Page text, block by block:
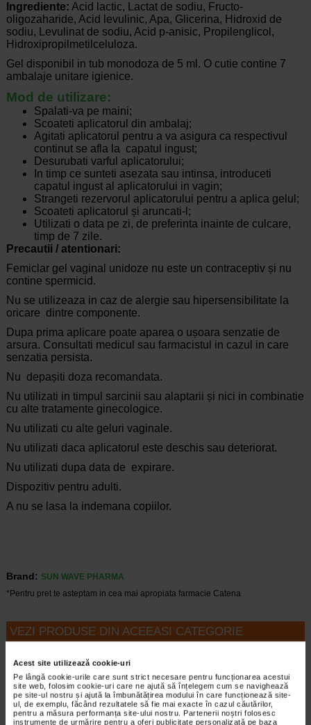
Acest site utilizează cookie-uri
Pe lângă cookie-urile care sunt strict necesare pentru funcționarea acestui
site web, folosim cookie-uri care ne ajută să înțelegem cum se navighează
pe site-ul nostru și ajută la îmbunătățirea modului în care funcționează site-
ul, de exemplu, făcând rezultatele să fie mai exacte în cazul căutărilor,
pentru a măsura performanța site-ului nostru. Partenerii noștri folosesc
instrumente de urmărire pentru a oferi publicitate personalizată pe baza
Ingrediente: Acid lactic, Lactat de sodiu, Fructo-
oligozaharide, Acid levulinic, Apa, Glicerina, Hidroxid de
sodiu, Levulinat de sodiu, Acid p-anisic, Propilenglicol,
Hidroxipropilmetilceluloza.
Gel disponibil in tub monodoza de 5 ml. O cutie contine 7
ambalaje unitare igienice.
Mod de utilizare:
Spalati-va pe maini;
Scoateti aplicatorul din ambalaj;
Agitati aplicatorul pentru a va asigura ca respectivul
continut se afla la capatul ingust;
Desurubati varful aplicatorului;
In timp ce sunteti asezata sau intinsa, introduceti
capatul ingust al aplicatorului in vagin;
Strangeti rezervorul aplicatorului pentru a aplica gelul;
Scoateti aplicatorul și aruncati-l;
Utilizati o data pe zi, de preferinta inainte de culcare,
timp de 7 zile.
Precautii / atentionari:
Femiclar gel vaginal unidoze nu este un contraceptiv și nu
contine spermicid.
Nu se utilizeaza in caz de alergie sau hipersensibilitate la
oricare dintre componente.
Dupa prima aplicare poate aparea o ușoara senzatie de
arsura. Consultati medicul sau farmacistul in cazul in care
senzatia persista.
Nu depașiti doza recomandata.
Nu utilizati in timpul sarcinii sau alaptarii și nici in combinatie
cu alte tratamente ginecologice.
Nu utilizati cu alte geluri vaginale.
Nu utilizati daca aplicatorul este deschis sau deteriorat.
Nu utilizati dupa data de expirare.
Dispozitiv pentru adulti.
A nu se lasa la indemana copiilor.
Brand: SUN WAVE PHARMA
*Pentru pret te asteptam in cea mai apropiata farmacie Catena
VEZI PRODUSE DIN ACEEASI CATEGORIE
Preț redus: 41.34 Lei